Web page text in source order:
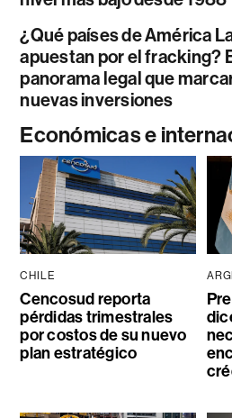
¿Qué países de América
apuestan por el fracking?
panorama legal que
nuevas inversiones
Económicas e
CHILE
Cencosud reporta
pérdidas trimestrales
por costos de su nuevo
plan estratégico